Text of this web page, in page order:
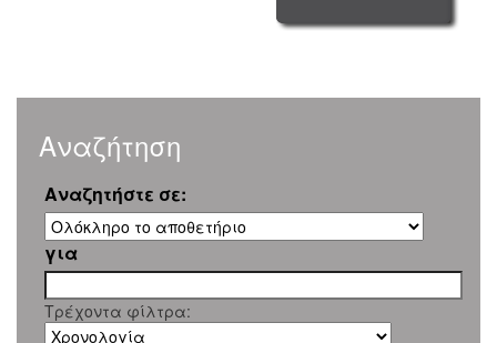
Αναζήτηση
Αναζητήστε σε:
για
Τρέχοντα φίλτρα: